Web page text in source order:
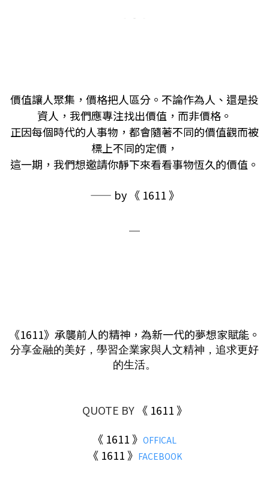
價值讓人聚集，價格把人區分。不論作為人、還是投
資人，我們應專注找出價值，而非價格。
正因每個時代的人事物，都會隨著不同的價值觀而被
標上不同的定價，
這一期，我們想邀請你靜下來看看事物恆久的價值。
—— by 《 1611 》
《1611》承襲前人的精神，為新一代的夢想家賦能。
分享金融的美好，學習企業家與人文精神，追求更好
的生活。
QUOTE BY 《 1611 》
《 1611 》 OFFICAL
《 1611 》 FACEBOOK